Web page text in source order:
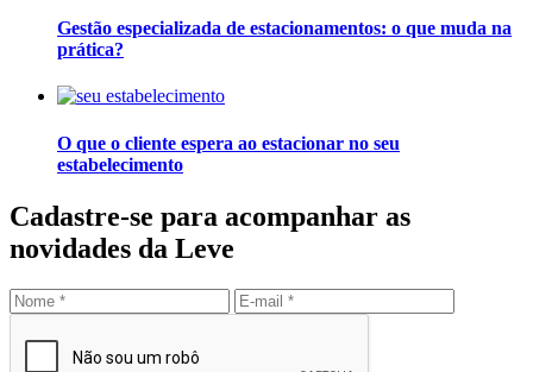
Gestão especializada de estacionamentos: o que muda na
prática?
O que o cliente espera ao estacionar no seu
estabelecimento
Cadastre-se para acompanhar as
novidades da Leve